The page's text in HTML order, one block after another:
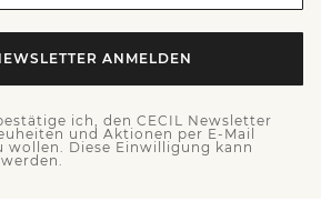
ANMELDEN
ich, den CECIL Newsletter
und Aktionen per E-Mail
Diese Einwilligung kann